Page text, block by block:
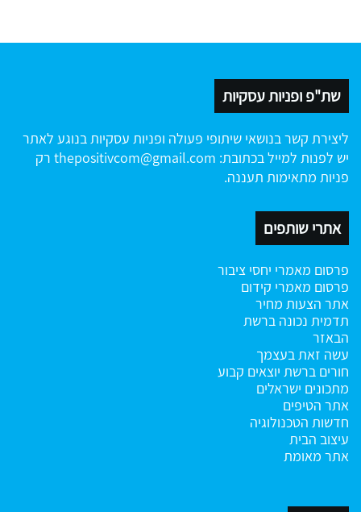
שת"פ ופניות עסקיות
ליצירת קשר בנושאי שיתופי פעולה ופניות עסקיות בנוגע לאתר
יש לפנות למייל בכתובת: thepositivcom@gmail.com רק
פניות מתאימות תעננה.
אתרי שותפים
פרסום מאמרי יחסי ציבור
פרסום מאמרי קידום
אתר הצעות מחיר
תדמית נכונה ברשת
הבאזר
עשה זאת בעצמך
חורים ברשת יוצאים קבוע
מתכונים ישראלים
אתר הטיפים
חדשות הטכנולוגיה
עיצוב הבית
אתר מאומת